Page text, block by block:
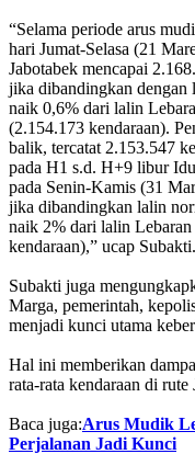
“Selama periode arus
hari Jumat-Selasa (21
Jabotabek mencapai
jika dibandingkan dengan
naik 0,6% dari lalin
(2.154.173 kendaraan).
balik, tercatat 2.153.547
pada H1 s.d. H+9 libur
pada Senin-Kamis (31
jika dibandingkan lalin
naik 2% dari lalin Lebaran
kendaraan),” ucap Subakti.
Subakti juga
Marga, pemerintah,
menjadi kunci utama
Hal ini memberikan
rata-rata kendaraan di
Baca juga:Arus Mudik
Perjalanan Jadi Kunci